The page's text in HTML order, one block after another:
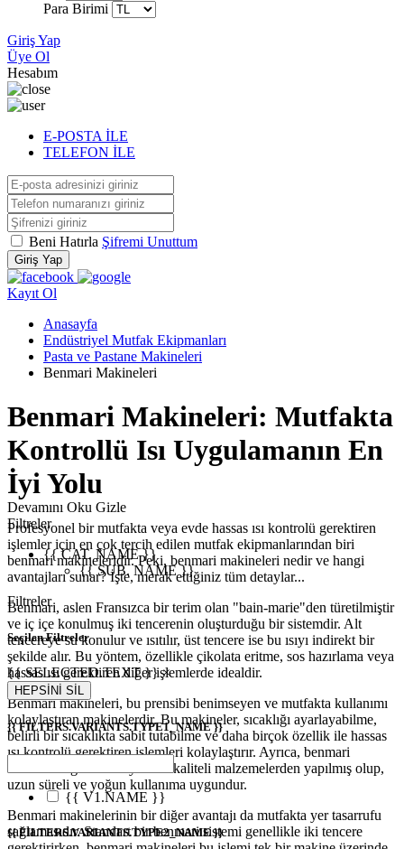
Para Birimi
Giriş Yap
Üye Ol
Hesabım
E-POSTA İLE
TELEFON İLE
Beni Hatırla Şifremi Unuttum
Giriş Yap
Kayıt Ol
Anasayfa
Endüstriyel Mutfak Ekipmanları
Pasta ve Pastane Makineleri
Benmari Makineleri
Benmari Makineleri: Mutfakta
Kontrollü Isı Uygulamanın En
İyi Yolu
Profesyonel bir mutfakta veya evde hassas ısı kontrolü gerektiren
işlemler için en çok tercih edilen mutfak ekipmanlarından biri
benmari makineleridir. Peki, benmari makineleri nedir ve hangi
avantajları sunar? İşte, merak ettiğiniz tüm detaylar...
Benmari, aslen Fransızca bir terim olan "bain-marie"den türetilmiştir
ve iç içe konulmuş iki tencerenin oluşturduğu bir sistemdir. Alt
tencereye su konulur ve ısıtılır, üst tencere ise bu ısıyı indirekt bir
şekilde alır. Bu yöntem, özellikle çikolata eritme, sos hazırlama veya
hassas ısı gerektiren diğer işlemlerde idealdir.
Benmari makineleri, bu prensibi benimseyen ve mutfakta kullanımı
kolaylaştıran makinelerdir. Bu makineler, sıcaklığı ayarlayabilme,
belirli bir sıcaklıkta sabit tutabilme ve daha birçok özellik ile hassas
ısı kontrolü gerektiren işlemleri kolaylaştırır. Ayrıca, benmari
makineleri genellikle yüksek kaliteli malzemelerden yapılmış olup,
uzun süreli ve yoğun kullanıma uygundur.
Benmari makinelerinin bir diğer avantajı da mutfakta yer tasarrufu
sağlamasıdır. Standart bir benmari sistemi genellikle iki tencere
Devamını Oku Gizle
Filtreler
{{ CAT. NAME }}
{{ SUB. NAME }}
Filtreler
Seçilen Filtreler
{{ SELECTED.TEXT }} ×
HEPSİNİ SİL
{{ FILTERS.VARIANTS.TYPE1_NAME }}
{{ V1.NAME }}
{{ FILTERS.VARIANTS.TYPE2_NAME }}